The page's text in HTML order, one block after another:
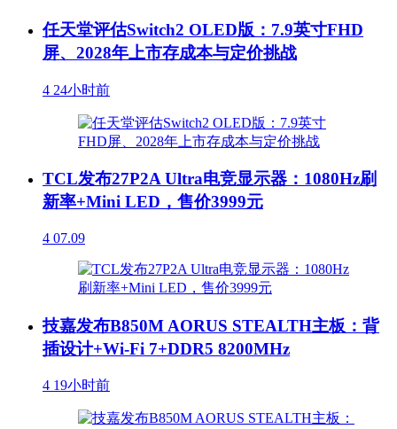
任天堂评估Switch2 OLED版：7.9英寸FHD
屏、2028年上市存成本与定价挑战
4 24小时前
TCL发布27P2A Ultra电竞显示器：1080Hz刷
新率+Mini LED，售价3999元
4 07.09
技嘉发布B850M AORUS STEALTH主板：背
插设计+Wi-Fi 7+DDR5 8200MHz
4 19小时前